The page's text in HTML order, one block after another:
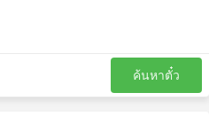
ยได้ ชั้นโดยสารและประเภท
งความต้องการที่แตกต่างกัน
ถูกที่สุดมักให้บริการโดยรถ
ยกได้เป็น ท้องถิ่น ด่วน หรือ
ดีสำหรับการเดินทางระยะสั้น ตู้
ค้นหาตั๋ว